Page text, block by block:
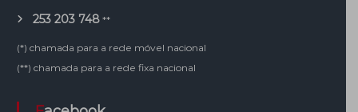
253 203 748 **
(*) chamada para a rede móvel nacional
(**) chamada para a rede fixa nacional